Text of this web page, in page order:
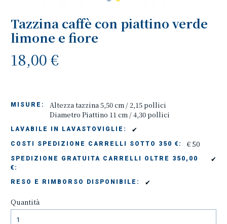
Tazzina caffè con piattino verde
limone e fiore
18,00 €
MISURE:
Altezza tazzina 5,50 cm / 2,15 pollici
Diametro Piattino 11 cm / 4,30 pollici
LAVABILE IN LAVASTOVIGLIE: ✔
COSTI SPEDIZIONE CARRELLI SOTTO 350 €: € 50
SPEDIZIONE GRATUITA CARRELLI OLTRE 350,00
€:
✔
RESO E RIMBORSO DISPONIBILE: ✔
Quantità